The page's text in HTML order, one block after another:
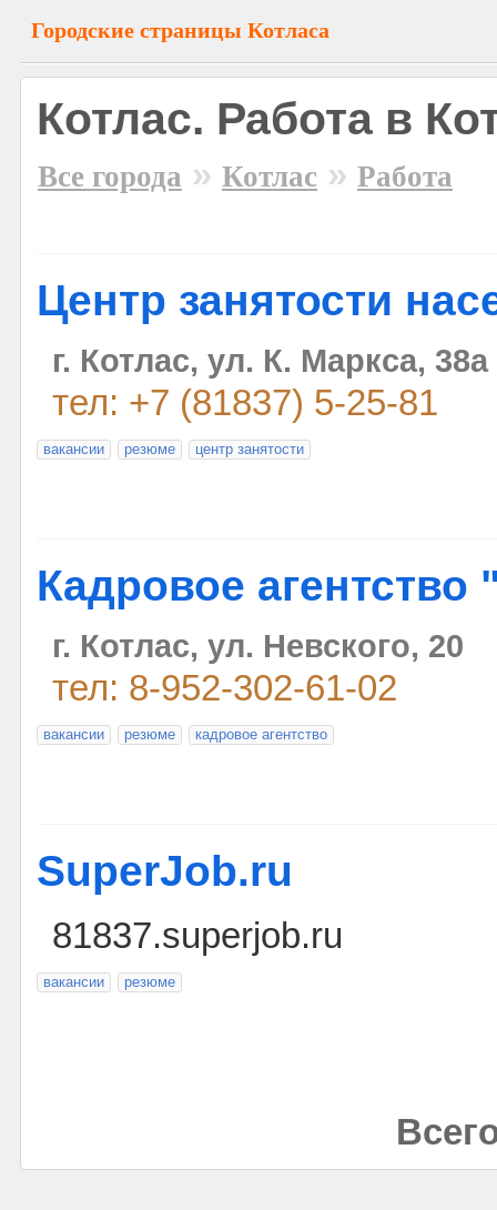
Городские страницы Котласа
Котлас. Работа в
Все города » Котлас » Работа
Центр занятости
г. Котлас, ул. К. Маркса, 38а
тел: +7 (81837) 5-25-81
вакансии резюме центр занятости
Кадровое агентство
г. Котлас, ул. Невского, 20
тел: 8-952-302-61-02
вакансии резюме кадровое агентство
SuperJob.ru
81837.superjob.ru
вакансии резюме